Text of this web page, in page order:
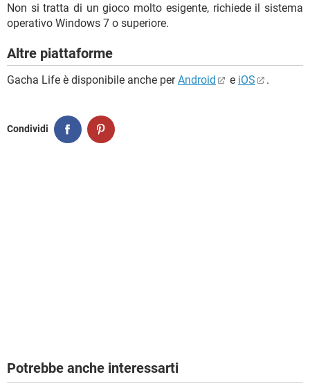
Non si tratta di un gioco molto esigente, richiede il sistema
operativo Windows 7 o superiore.
Altre piattaforme
Gacha Life è disponibile anche perAndroid e iOS .
Condividi
Potrebbe anche interessarti